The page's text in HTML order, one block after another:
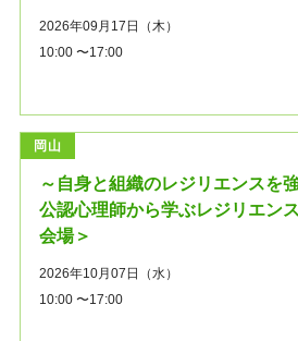
2026年09月17日（木）
10:00 〜17:00
岡山
～自身と組織のレジリエンスを
公認心理師から学ぶレジリエン
会場＞
2026年10月07日（水）
10:00 〜17:00